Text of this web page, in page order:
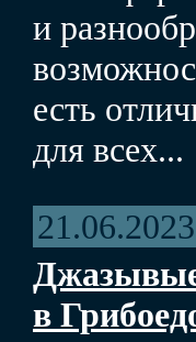
и
есть
для всех...
21.06.2023
в